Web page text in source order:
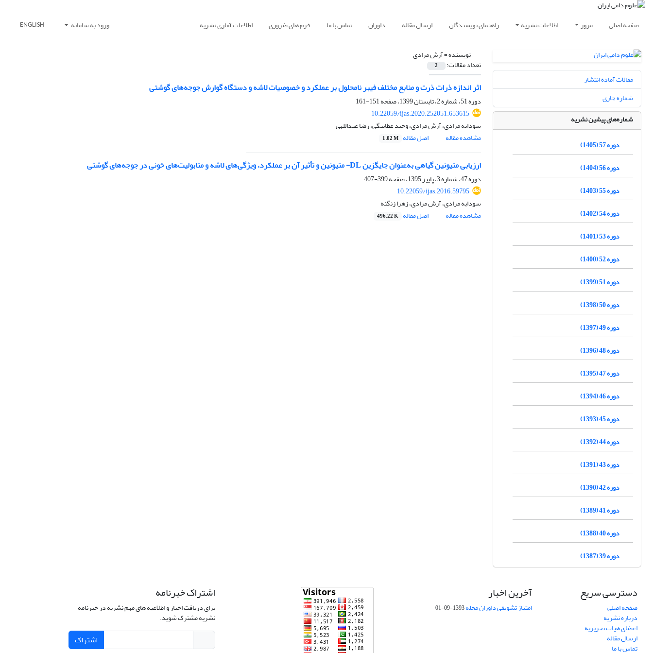
صفحه اصلی مرور اطلاعات نشریه راهنمای نویسندگان ارسال مقاله داوران تماس با ما فرم های ضروری اطلاعات آماری نشریه ورود به سامانه ENGLISH
نویسنده =آرش مرادی
تعداد مقالات: 2
اثر اندازه ذرات‎ ‎ذرت و منابع مختلف فیبر نامحلول بر عملکرد و خصوصیات لاشه و دستگاه گوارش ‏جوجه‌های گوشتی
دوره 51، شماره 2، تابستان 1399، صفحه
151-161
10.22059/ijas.2020.252051.653615
سودابه مرادی، آرش مرادی، وحید عطابیگی، رضا عبداللهی
مشاهده مقاله
اصل مقاله 1.02 M
ارزیابی متیونین گیاهی به‌عنوان جایگزین DL- متیونین و تأثیر آن بر عملکرد، ویژگی‌های لاشه و متابولیت‌های خونی در جوجه‌های گوشتی
دوره 47، شماره 3، پاییز 1395، صفحه
399-407
10.22059/ijas.2016.59795
سودابه مرادی، آرش مرادی، زهرا زنگنه
مشاهده مقاله
اصل مقاله 496.22 K
مقالات آماده انتشار
شماره جاری
شماره‌های پیشین نشریه
دوره 57 (1405)
دوره 56 (1404)
دوره 55 (1403)
دوره 54 (1402)
دوره 53 (1401)
دوره 52 (1400)
دوره 51 (1399)
دوره 50 (1398)
دوره 49 (1397)
دوره 48 (1396)
دوره 47 (1395)
دوره 46 (1394)
دوره 45 (1393)
دوره 44 (1392)
دوره 43 (1391)
دوره 42 (1390)
دوره 41 (1389)
دوره 40 (1388)
دوره 39 (1387)
دسترسی سریع
صفحه اصلی
درباره نشریه
اعضای هیات تحریریه
ارسال مقاله
تماس با ما
آخرین اخبار
امتیاز تشویقی داوران مجله1393-09-01
اشتراک خبرنامه
برای دریافت اخبار و اطلاعیه های مهم نشریه در خبرنامه
نشریه مشترک شوید.
اشتراک